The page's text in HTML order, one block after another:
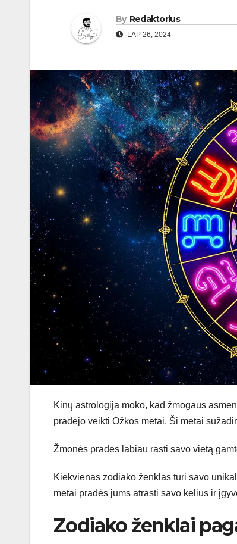
By Redaktorius
LAP 26, 2024
Kinų astrologija moko, kad žmogaus
pradėjo veikti Ožkos metai. Ši metai
Žmonės pradės labiau rasti savo vietą
Kiekvienas zodiako ženklas turi savo
metai pradės jums atrasti savo kelius ir
Zodiako ženklai